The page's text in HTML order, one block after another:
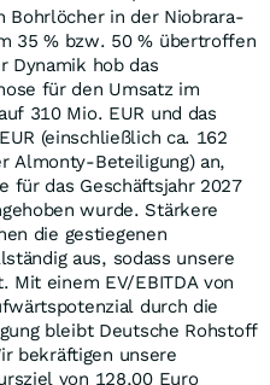
in der Niobrara-
35 % bzw. 50 % übertroffen
Dynamik hob das
für den Umsatz im
310 Mio. EUR und das
(einschließlich ca. 162
Almonty-Beteiligung) an,
für das Geschäftsjahr 2027
wurde. Stärkere
die gestiegenen
aus, sodass unsere
Mit einem EV/EBITDA von
durch die
bleibt Deutsche Rohstoff
bekräftigen unsere
von 128,00 Euro